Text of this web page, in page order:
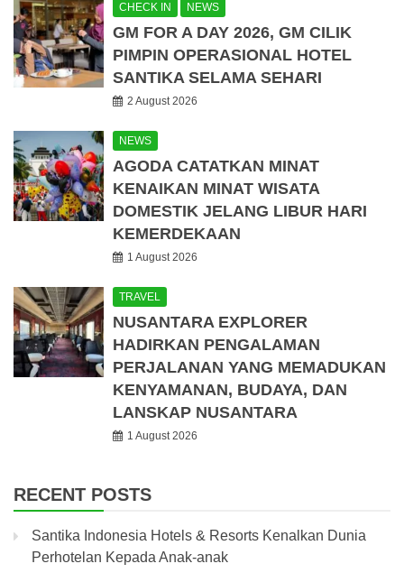
CHECK IN NEWS
GM FOR A DAY 2026, GM CILIK
PIMPIN OPERASIONAL HOTEL
SANTIKA SELAMA SEHARI
2 August 2026
NEWS
AGODA CATATKAN MINAT
KENAIKAN MINAT WISATA
DOMESTIK JELANG LIBUR HARI
KEMERDEKAAN
1 August 2026
TRAVEL
NUSANTARA EXPLORER
HADIRKAN PENGALAMAN
PERJALANAN YANG MEMADUKAN
KENYAMANAN, BUDAYA, DAN
LANSKAP NUSANTARA
1 August 2026
RECENT POSTS
Santika Indonesia Hotels & Resorts Kenalkan Dunia
Perhotelan Kepada Anak-anak